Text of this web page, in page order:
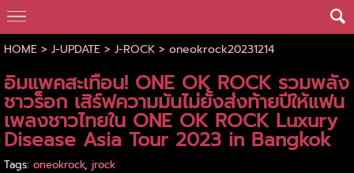
HOME> J-UPDATE> J-ROCK> oneokrock20231214
อิมแพคสะเทือน! ONE OK ROCK รวมพลัง
ชาวร็อก เสิร์ฟความมันไม่ยั้งส่งท้ายปีให้แฟน
เพลงชาวไทยใน ONE OK ROCK Luxury
Disease Asia Tour 2023 in Bangkok
Tags: oneokrock, jrock